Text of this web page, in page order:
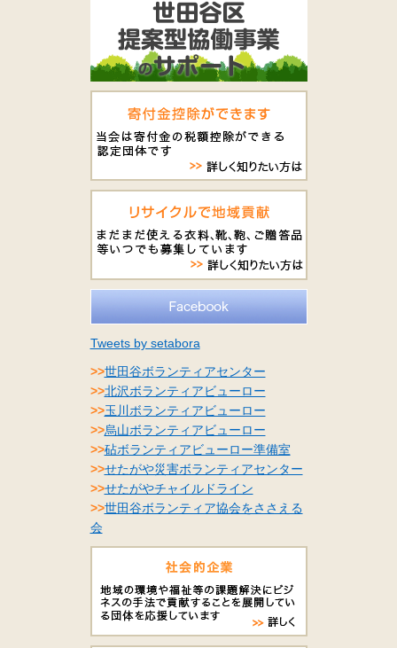
Tweets by setabora
>>世田谷ボランティアセンター
>>北沢ボランティアビューロー
>>玉川ボランティアビューロー
>>烏山ボランティアビューロー
>>砧ボランティアビューロー準備室
>>せたがや災害ボランティアセンター
>>せたがやチャイルドライン
>>世田谷ボランティア協会をささえる
会